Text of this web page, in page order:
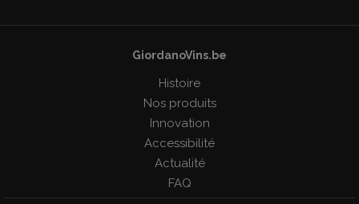
GiordanoVins.be
Histoire
Nos produits
Innovation
Accessibilité
Actualité
FAQ